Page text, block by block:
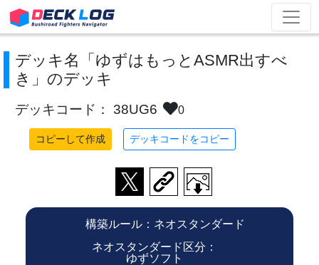
デッキ名「ゆずはもっとASMR出すべ
き」のデッキ
デッキコード： 38UG6 0
コピーして作成 デッキコードをコピー
構築ルール：ネオスタンダード
ネオスタンダード区分：
ゆずソフト